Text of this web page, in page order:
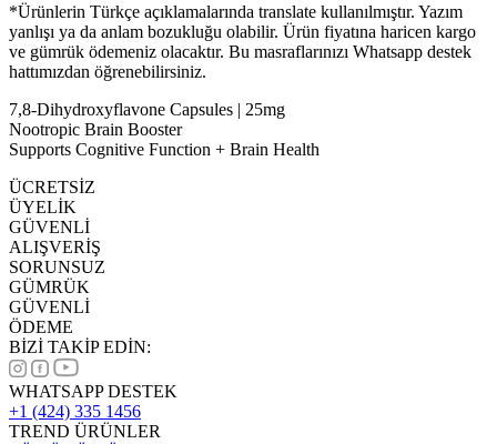
*Ürünlerin Türkçe açıklamalarında translate kullanılmıştır. Yazım
yanlışı ya da anlam bozukluğu olabilir. Ürün fiyatına haricen kargo
ve gümrük ödemeniz olacaktır. Bu masraflarınızı Whatsapp destek
hattımızdan öğrenebilirsiniz.
7,8-Dihydroxyflavone Capsules | 25mg
Nootropic Brain Booster
Supports Cognitive Function + Brain Health
ÜCRETSİZ
ÜYELİK
GÜVENLİ
ALIŞVERİŞ
SORUNSUZ
GÜMRÜK
GÜVENLİ
ÖDEME
BİZİ TAKİP EDİN:
WHATSAPP DESTEK
+1 (424) 335 1456
TREND ÜRÜNLER